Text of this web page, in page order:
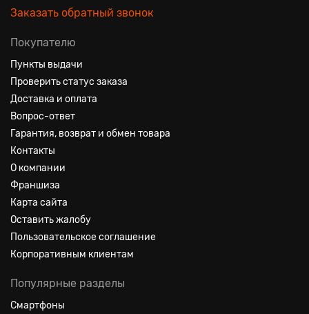
Заказать обратный звонок
Покупателю
Пункты выдачи
Проверить статус заказа
Доставка и оплата
Вопрос-ответ
Гарантия, возврат и обмен товара
Контакты
О компании
Франшиза
Карта сайта
Оставить жалобу
Пользовательское соглашение
Корпоративным клиентам
Популярные разделы
Смартфоны